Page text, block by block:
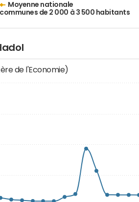
Moyenne nationale
de 2 000 à 3 500 habitants
de l'Economie)